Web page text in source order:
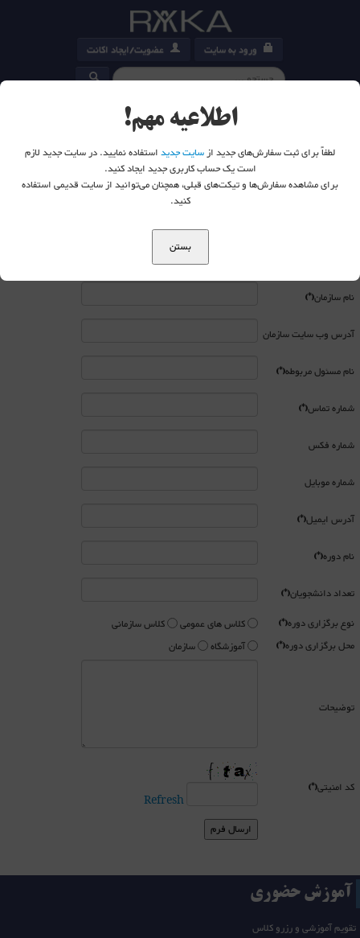
ورود به سایت عضویت/ایجاد اکانت
کارت خرید
شما اینجا هستید:خانه
نام سازمان(*)
آدرس وب سایت سازمان
نام مسئول مربوطه(*)
شماره تماس(*)
شماره فکس
شماره موبایل
آدرس ایمیل(*)
نام دوره(*)
تعداد دانشجویان(*)
نوع برگزاری دوره(*) کلاس های عمومی
کلاس سازمانی
محل برگزاری دوره(*) آموزشگاه سازمان
توضیحات
کد امنیتی(*)
Refresh
آموزش حضوری
تقویم آموزشی و رزرو کلاس
اطلاعیه مهم!
لطفاً برای ثبت سفارش‌های جدید ازسایت جدیداستفاده نمایید. در سایت جدید لازم
است یک حساب کاربری جدید ایجاد کنید.
برای مشاهده سفارش‌ها و تیکت‌های قبلی، همچنان می‌توانید از سایت قدیمی استفاده
کنید.
بستن